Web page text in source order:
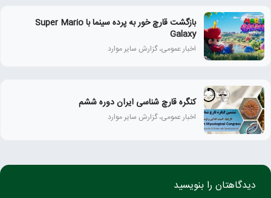
بازگشت قارچ خور به پرده سینما با Super Mario
Galaxy
اخبار عمومی، گزارش سایر موارد
کنگره قارچ شناسی ایران دوره ششم
اخبار عمومی، گزارش سایر موارد
دیدگاهتان را بنویسید